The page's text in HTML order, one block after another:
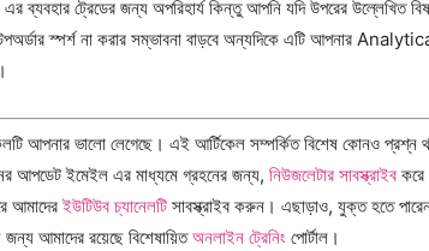
ব্যবহার ট্রেডের জন্য অপরিহার্য কিন্তু আপনি যদি উপরের উল্লেখিত
স্পর্শ না করার সম্ভাবনা বাড়বে অন্যদিকে এটি আপনার
আপনার ভালো লেগেছে। এই আর্টিকেল সম্পর্কিত বিশেষ কোনও প্রশ্ন
আপডেট ইমেইল এর মাধ্যমে গ্রহনের জন্য, নিউজলেটার সাবস্ক্রাইব করে
আমাদের ইউটিউব চ্যানেলটি সাবস্ক্রাইব করুন। এছাড়াও, যুক্ত হতে
আমাদের রয়েছে বিশেষায়িতঅনলাইন ট্রেনিং পোর্টাল।